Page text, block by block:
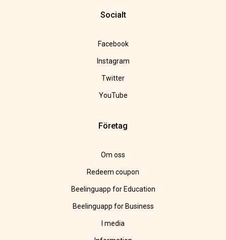
Socialt
Facebook
Instagram
Twitter
YouTube
Företag
Om oss
Redeem coupon
Beelinguapp for Education
Beelinguapp for Business
I media